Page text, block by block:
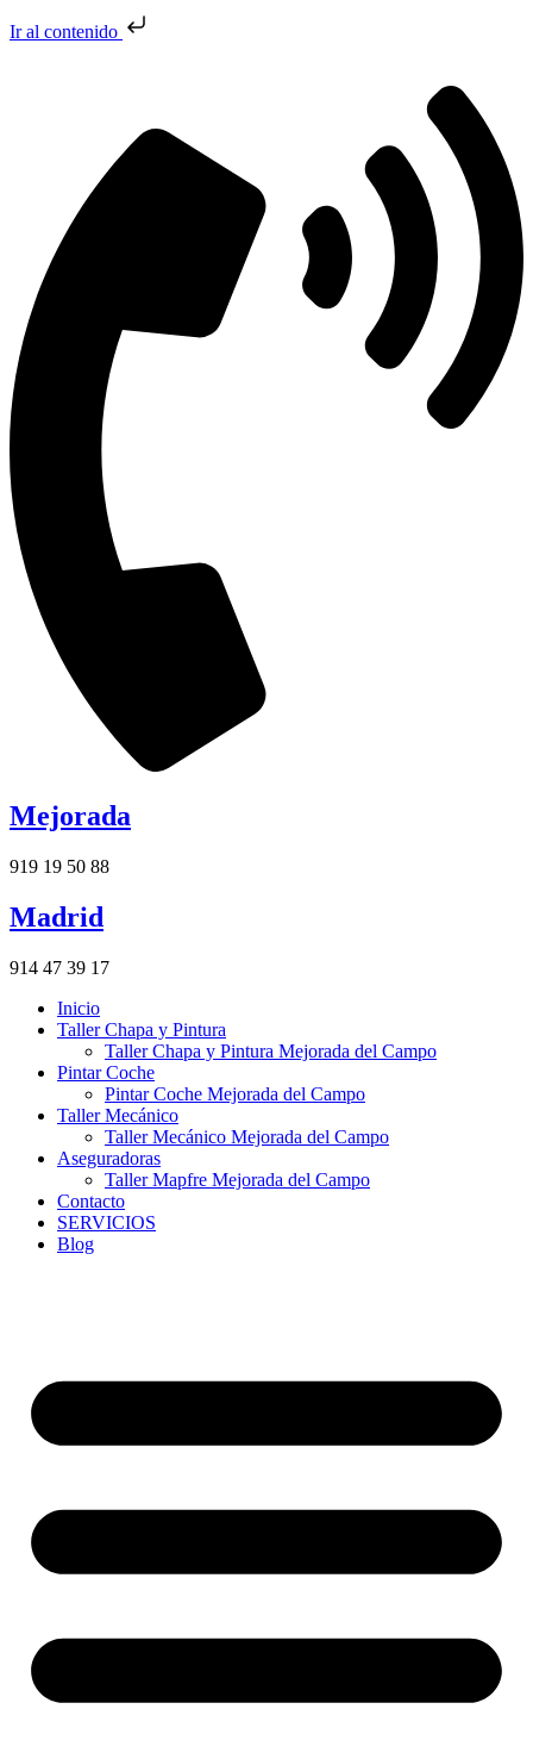
Ir al contenido
Mejorada
919 19 50 88
Madrid
914 47 39 17
Inicio
Taller Chapa y Pintura
Taller Chapa y Pintura Mejorada del Campo
Pintar Coche
Pintar Coche Mejorada del Campo
Taller Mecánico
Taller Mecánico Mejorada del Campo
Aseguradoras
Taller Mapfre Mejorada del Campo
Contacto
SERVICIOS
Blog